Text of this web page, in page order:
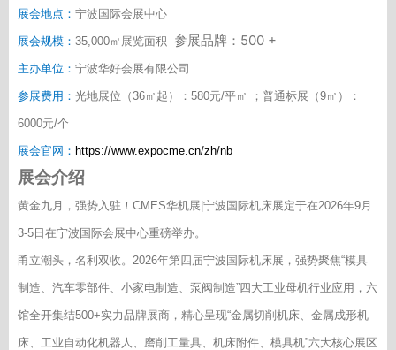
展会地点： 宁波国际会展中心
展会规模： 35,000㎡展览面积 参展品牌： 500 +
主办单位： 宁波华好会展有限公司
参展费用： 光地展位（36㎡起）：580元/平㎡ ；普通标展（9㎡）：
6000元/个
展会官网： https://www.expocme.cn/zh/nb
展会介绍
黄金九月，强势入驻！CMES华机展|宁波国际机床展定于在2026年9月
3-5日在宁波国际会展中心重磅举办。
甬立潮头，名利双收。2026年第四届宁波国际机床展，强势聚焦“模具
制造、汽车零部件、小家电制造、泵阀制造”四大工业母机行业应用，六
馆全开集结500+实力品牌展商，精心呈现“金属切削机床、金属成形机
床、工业自动化机器人、磨削工量具、机床附件、模具机”六大核心展区